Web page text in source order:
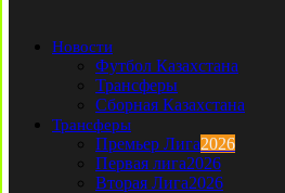
Новости
Футбол Казахстана
Трансферы
Сборная Казахстана
Трансферы
Премьер Лига2026
Первая лига2026
Вторая Лига2026